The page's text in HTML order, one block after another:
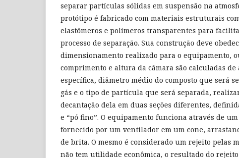
separar partículas sólidas em suspensão na
protótipo é fabricado com materiais estruturais
elastômeros e polímeros transparentes para
processo de separação. Sua construção deve
dimensionamento realizado para o equipamento,
comprimento e altura da câmara são calculadas de
específica, diâmetro médio do composto que será
gás e o tipo de partícula que será separada,
decantação dela em duas seções diferentes,
e “pó fino”. O equipamento funciona através de
fornecido por um ventilador em um cone,
de brita. O mesmo é considerado um rejeito pelas
não tem utilidade econômica, o resultado do rejeito